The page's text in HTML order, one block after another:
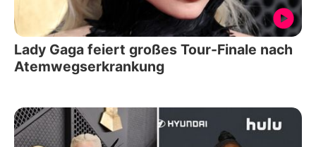
Lady Gaga feiert großes Tour-Finale nach
Atemwegserkrankung